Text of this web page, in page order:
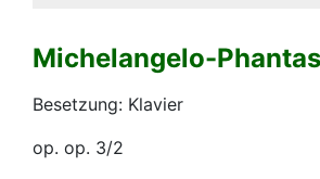
Michelangelo-
Besetzung: Klavier
op. op. 3/2